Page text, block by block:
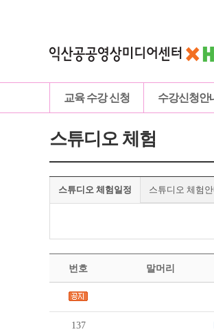
교육 수강 신청 수강신청안
스튜디오 체험
스튜디오 체험일정 스튜디오 체험안
번호 말머리
137